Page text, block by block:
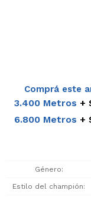
Comprá este
3.400 Metros
6.800 Metros
Género
Estilo del champión